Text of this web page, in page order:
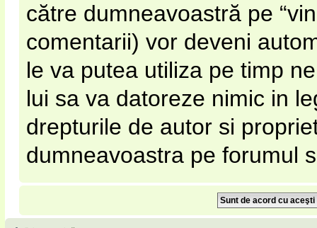
către dumneavoastră pe
comentarii) vor deveni
le va putea utiliza pe timp
lui sa va datoreze nimic in
drepturile de autor si
dumneavoastra pe forumul